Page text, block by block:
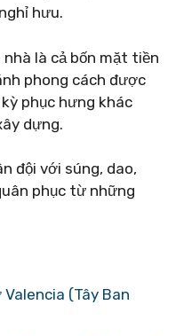
hưu.
là cả bốn mặt tiền
phong cách được
phục hưng khác
dựng.
đội với súng, dao,
phục từ những
(Tây Ban